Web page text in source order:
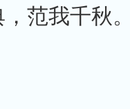
范我千秋